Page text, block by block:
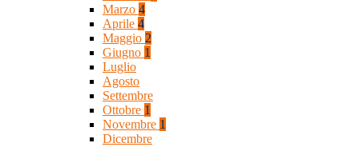
Marzo 4
Aprile 4
Maggio 2
Giugno 1
Luglio
Agosto
Settembre
Ottobre 1
Novembre 1
Dicembre